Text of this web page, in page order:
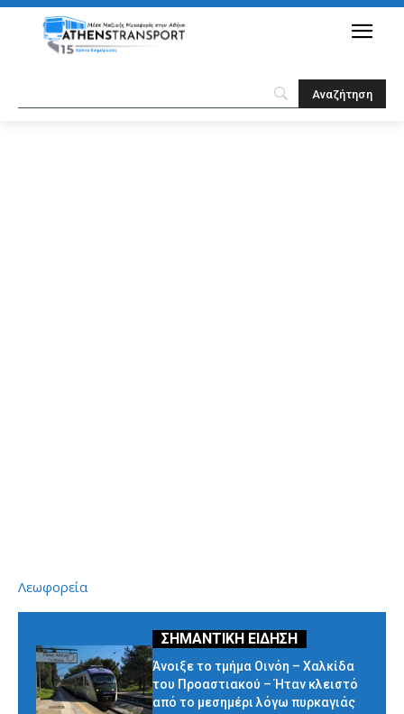
Λεωφορεία
Άνοιξε το τμήμα Οινόη – Χαλκίδα
του Προαστιακού – Ήταν κλειστό
από το μεσημέρι λόγω πυρκαγιάς